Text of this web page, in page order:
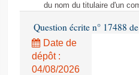
du nom du titulaire d'un
Question écrite n° 17488
Date de
dépôt :
04/08/2026